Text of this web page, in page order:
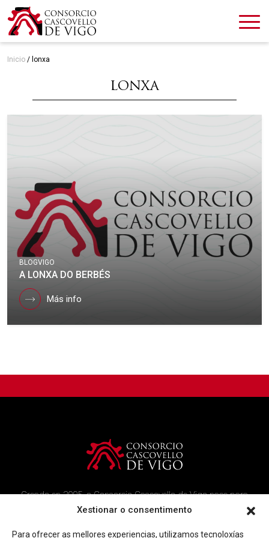
Xestionar o consentimento
Para ofrecer as mellores experiencias, utilizamos tecnoloxías
Inicio / lonxa
LONXA
BLOGVIGO
A LONXA DO BERBÉS
Más info
Creado en 2005, o Consorcio Cascovello de Vigo nace para
atender aos veciños do casco histórico, creando un ambicioso